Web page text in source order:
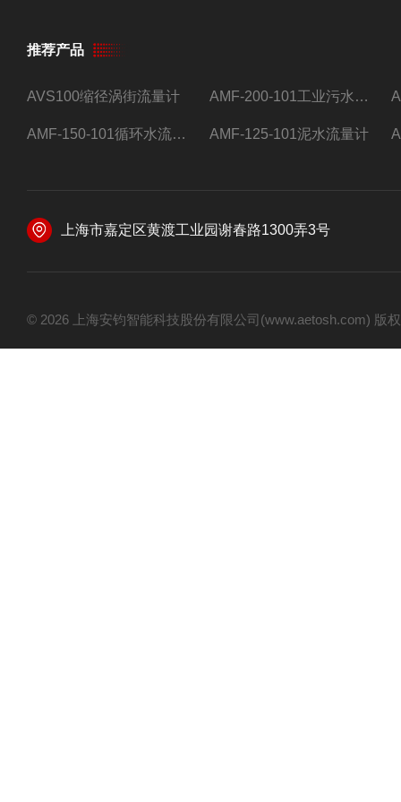
推荐产品
AVS100缩径涡街流量计 AMF-200-101工业污水流量计
AMF-150-101循环水流量计,电磁流量计 AMF-125-101泥水流量计
上海市嘉定区黄渡工业园谢春路1300弄3号
© 2026 上海安钧智能科技股份有限公司(www.aetosh.com)